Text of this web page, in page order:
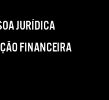
JURÍDICA
FINANCEIRA